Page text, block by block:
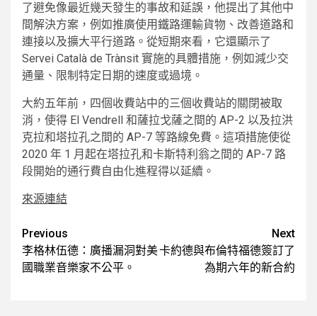
了避免像最近幾天發生的事故和延誤，他提出了其他中
間解決方案，例如推廣使用鐵路運輸貨物、改善道路和
連接以及擴大平行道路。從短期來看，它還顯示了
Servei Català de Trànsit 實施的具體措施，例如減少交
通量、限制特定日期的速度或過境。
大約五年前，四個收費站中的三個收費站的關閉被取
消，使得 El Vendrell 和薩拉戈薩之間的 AP-2 以及拉洪
克拉和塔拉孔之間的 AP-7 等路線免費。這項措施使從
2020 年 1 月起在塔拉孔和卡斯特利翁之間的 AP-7 路
段開始的通行費自由化進程得以延續。
來源連結
Post
navigation
Previous
李格林伍德：廣播漏洞對美
國職業音樂家不公平。
Next
卡約德與布倫特福德簽訂了
為期六年的新合約